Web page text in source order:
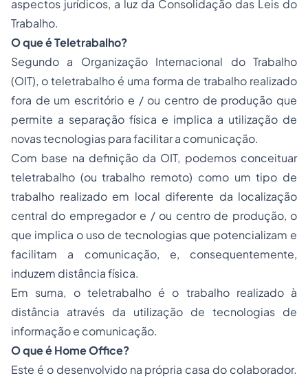
aspectos jurídicos, a luz da Consolidação das Leis do
Trabalho.
O que é Teletrabalho?
Segundo a Organização Internacional do Trabalho
(OIT), o teletrabalho é uma forma de trabalho realizado
fora de um escritório e / ou centro de produção que
permite a separação física e implica a utilização de
novas tecnologias para facilitar a comunicação.
Com base na definição da OIT, podemos conceituar
teletrabalho (ou trabalho remoto) como um tipo de
trabalho realizado em local diferente da localização
central do empregador e / ou centro de produção, o
que implica o uso de tecnologias que potencializam e
facilitam a comunicação, e, consequentemente,
induzem distância física.
Em suma, o teletrabalho é o trabalho realizado à
distância através da utilização de tecnologias de
informação e comunicação.
O que é Home Office?
Este é o desenvolvido na própria casa do colaborador.